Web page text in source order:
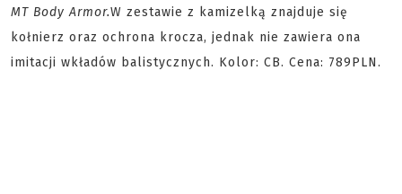
MT Body Armor.W zestawie z kamizelką znajduje się
kołnierz oraz ochrona krocza, jednak nie zawiera ona
imitacji wkładów balistycznych. Kolor: CB. Cena: 789PLN.